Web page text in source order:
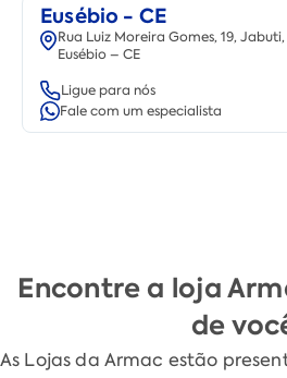
Eusébio - CE
Rua Luiz Moreira Gomes, 19,
Eusébio – CE
Ligue para nós
Fale com um especialista
Encontre a loja
de
As Lojas da Armac estão